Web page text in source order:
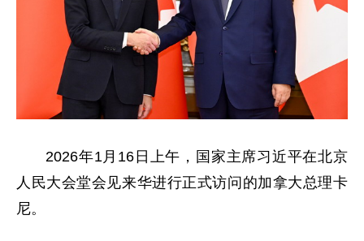
2026年1月16日上午，国家主席习近平在北京
人民大会堂会见来华进行正式访问的加拿大总理卡
尼。